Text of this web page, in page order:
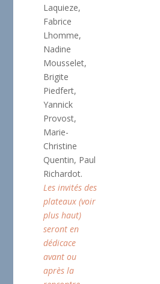
Laquieze,
Fabrice
Lhomme,
Nadine
Mousselet,
Brigite
Piedfert,
Yannick
Provost,
Marie-
Christine
Quentin, Paul
Richardot.
Les invités des
plateaux (voir
plus haut)
seront en
dédicace
avant ou
après la